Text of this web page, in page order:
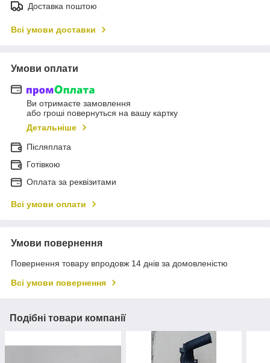
Доставка поштою
Всі умови доставки
Умови оплати
Ви отримаєте замовлення
або гроші повернуться на вашу картку
Детальніше
Післяплата
Готівкою
Оплата за реквізитами
Всі умови оплати
Умови повернення
Повернення товару впродовж 14 днів за домовленістю
Всі умови повернення
Подібні товари компанії